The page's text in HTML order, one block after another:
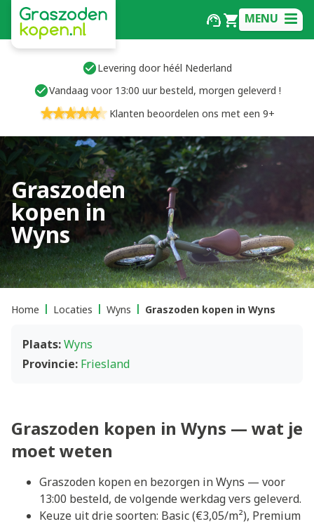
MENU
Levering door héél Nederland
Vandaag voor 13:00 uur besteld, morgen geleverd !
Klanten beoordelen ons met een 9+
Graszoden
kopen in
Wyns
Home Locaties Wyns Graszoden kopen in Wyns
Plaats:Wyns
Provincie: Friesland
Graszoden kopen in Wyns — wat je
moet weten
Graszoden kopen en bezorgen in Wyns — voor
13:00 besteld, de volgende werkdag vers geleverd.
Keuze uit drie soorten: Basic (€3,05/m²), Premium